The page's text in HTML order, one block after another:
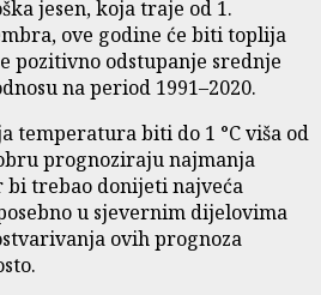
jesen, koja traje od 1.
ove godine će biti toplija
pozitivno odstupanje srednje
na period 1991–2020.
temperatura biti do 1 °C viša od
prognoziraju najmanja
bi trebao donijeti najveća
u sjevernim dijelovima
ovih prognoza